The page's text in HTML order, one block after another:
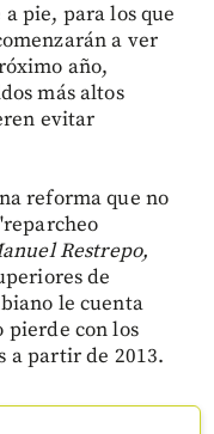
pie, para los que
a ver
año,
más altos
evitar
reforma que no
Restrepo,
de
le cuenta
pierde con los
a partir de 2013.